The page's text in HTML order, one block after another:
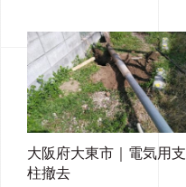
大阪府大東市｜電気用支
柱撤去